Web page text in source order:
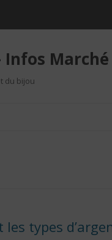
Infos
du bijou
types